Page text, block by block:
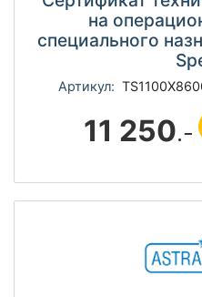
на
специального
Артикул:
11 250.-